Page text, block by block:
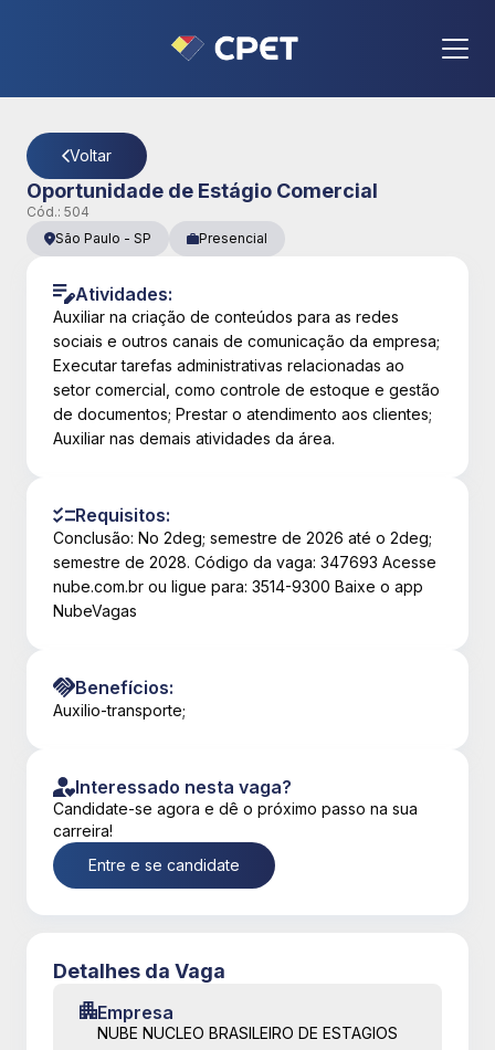
Voltar
Oportunidade de Estágio Comercial
Cód.: 504
São Paulo - SP Presencial
Atividades:
Auxiliar na criação de conteúdos para as redes
sociais e outros canais de comunicação da empresa;
Executar tarefas administrativas relacionadas ao
setor comercial, como controle de estoque e gestão
de documentos; Prestar o atendimento aos clientes;
Auxiliar nas demais atividades da área.
Requisitos:
Conclusão: No 2deg; semestre de 2026 até o 2deg;
semestre de 2028. Código da vaga: 347693 Acesse
nube.com.br ou ligue para: 3514-9300 Baixe o app
NubeVagas
Benefícios:
Auxilio-transporte;
Interessado nesta vaga?
Candidate-se agora e dê o próximo passo na sua
carreira!
Entre e se candidate
Detalhes da Vaga
Empresa
NUBE NUCLEO BRASILEIRO DE ESTAGIOS